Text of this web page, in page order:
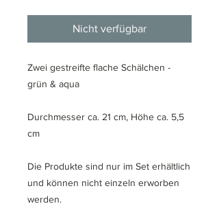
Nicht verfügbar
Zwei gestreifte flache Schälchen -
grün & aqua
Durchmesser ca. 21 cm, Höhe ca. 5,5
cm
Die Produkte sind nur im Set erhältlich
und können nicht einzeln erworben
werden.